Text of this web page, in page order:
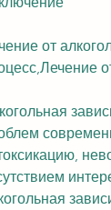
от